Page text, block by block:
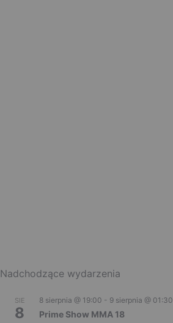
Nadchodzące wydarzenia
SIE
8
8 sierpnia @ 19:00 - 9 sierpnia @ 01:30
Prime Show MMA 18